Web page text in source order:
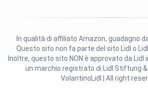
Questo sito non fa parte del sito Lidl o Lidl
Inoltre, questo sito NON è approvato da Lidl
un marchio registrato di Lidl Stiftung &
VolantinoLidl | All right
In qualità di affiliato Amazon, guadagno